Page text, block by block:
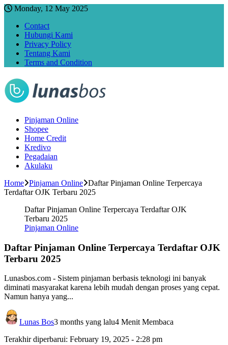
Monday, 12 May 2025
Contact
Hubungi Kami
Privacy Policy
Tentang Kami
Terms and Condition
Pinjaman Online
Shopee
Home Credit
Kredivo
Pegadaian
Akulaku
Home Pinjaman Online Daftar Pinjaman Online Terpercaya
Terdaftar OJK Terbaru 2025
Daftar Pinjaman Online Terpercaya Terdaftar OJK
Terbaru 2025
Pinjaman Online
Daftar Pinjaman Online Terpercaya Terdaftar OJK
Terbaru 2025
Lunasbos.com - Sistem pinjaman berbasis teknologi ini banyak
diminati masyarakat karena lebih mudah dengan proses yang cepat.
Namun hanya yang...
Lunas Bos3 months yang lalu4 Menit Membaca
Terakhir diperbarui: February 19, 2025 - 2:28 pm